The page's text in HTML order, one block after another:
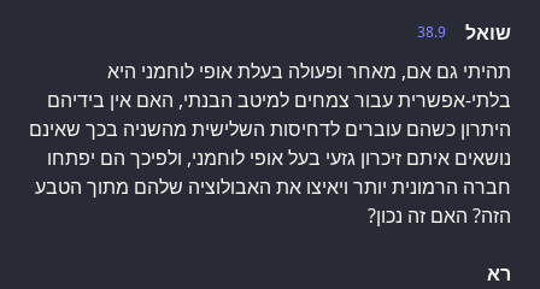
38.9
שואל
תהיתי גם אם, מאחר ופעולה בעלת אופי לוחמני היא
בלתי-אפשרית עבור צמחים למיטב הבנתי, האם אין בידיהם
היתרון כשהם עוברים לדחיסות השלישית מהשניה בכך שאינם
נושאים איתם זיכרון גזעי בעל אופי לוחמני, ולפיכך הם יפתחו
חברה הרמונית יותר ויאיצו את האבולוציה שלהם מתוך הטבע
הזה? האם זה נכון?
רא